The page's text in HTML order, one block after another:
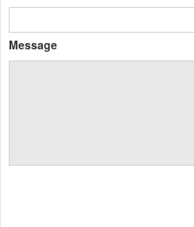
Message